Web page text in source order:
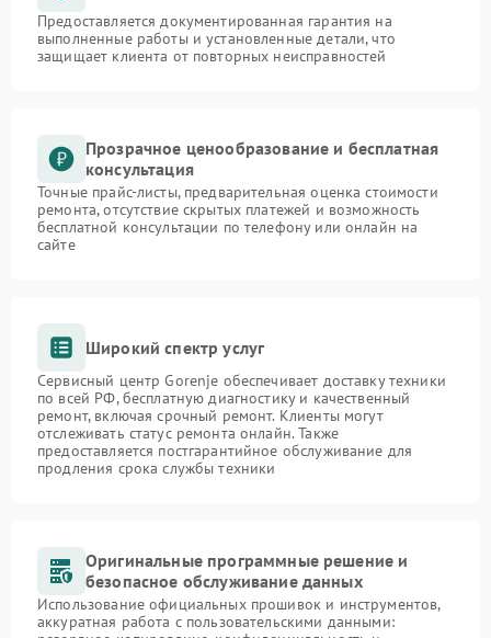
Предоставляется документированная гарантия на
выполненные работы и установленные детали, что
защищает клиента от повторных неисправностей
Прозрачное ценообразование и бесплатная
консультация
Точные прайс-листы, предварительная оценка стоимости
ремонта, отсутствие скрытых платежей и возможность
бесплатной консультации по телефону или онлайн на
сайте
Широкий спектр услуг
Сервисный центр Gorenje обеспечивает доставку техники
по всей РФ, бесплатную диагностику и качественный
ремонт, включая срочный ремонт. Клиенты могут
отслеживать статус ремонта онлайн. Также
предоставляется постгарантийное обслуживание для
продления срока службы техники
Оригинальные программные решение и
безопасное обслуживание данных
Использование официальных прошивок и инструментов,
аккуратная работа с пользовательскими данными: